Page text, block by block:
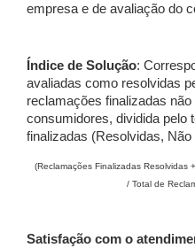
empresa e de avaliação do
Índice de Solução:
avaliadas como resolvidas
reclamações finalizadas
consumidores, dividida pelo
finalizadas (Resolvidas,
(Reclamações Finalizadas Resolvidas
/ Total de
Satisfação com o